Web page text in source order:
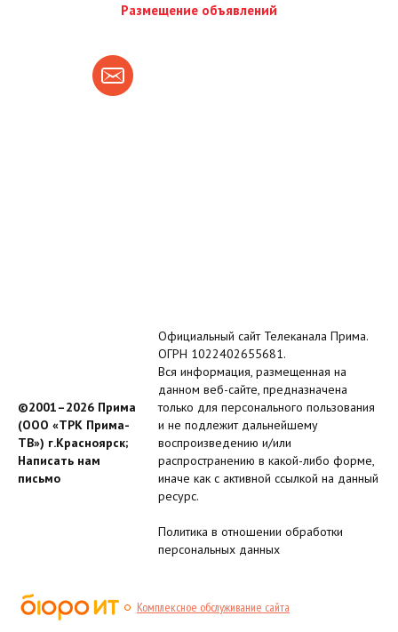
Размещение объявлений
©2001–2026 Прима
(ООО «ТРК Прима-
ТВ») г.Красноярск;
Написать нам
письмо
Официальный сайт Телеканала Прима.
ОГРН 1022402655681.
Вся информация, размещенная на
данном веб-сайте, предназначена
только для персонального пользования
и не подлежит дальнейшему
воспроизведению и/или
распространению в какой-либо форме,
иначе как с активной ссылкой на данный
ресурс.
Политика в отношении обработки
персональных данных
Комплексное обслуживание сайта